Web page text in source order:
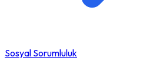
Sosyal Sorumluluk